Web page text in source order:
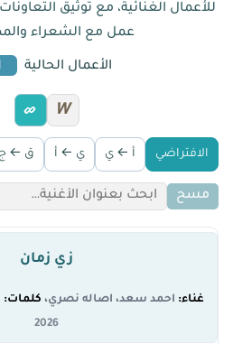
للأعمال الغنائية، مع توثيق
عمل مع الشعراء
الأعمال الحالية
W
الافتراضي أ ← ي ي ← أ ق ← ج
مسح
زي زمان
احمد سعد، اصاله نصري
2026